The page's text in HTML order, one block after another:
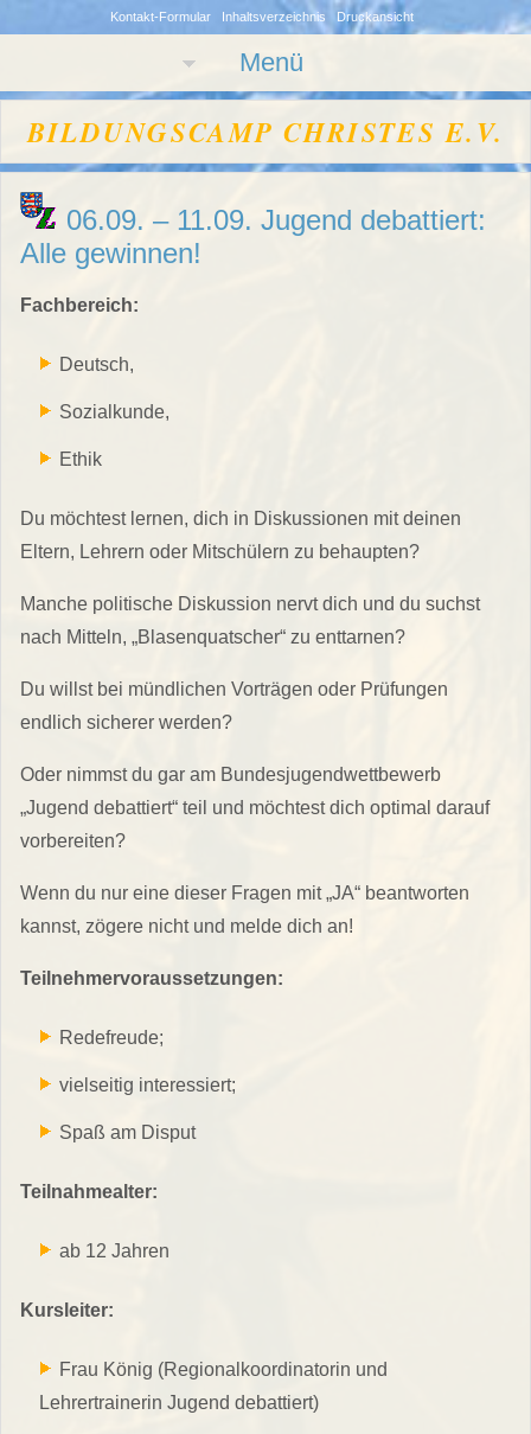
Kontakt-Formular Inhaltsverzeichnis Druckansicht
Menü
BILDUNGSCAMP CHRISTES E.V.
06.09. – 11.09. Jugend debattiert:
Alle gewinnen!
Fachbereich:
Deutsch,
Sozialkunde,
Ethik
Du möchtest lernen, dich in Diskussionen mit deinen
Eltern, Lehrern oder Mitschülern zu behaupten?
Manche politische Diskussion nervt dich und du suchst
nach Mitteln, „Blasenquatscher“ zu enttarnen?
Du willst bei mündlichen Vorträgen oder Prüfungen
endlich sicherer werden?
Oder nimmst du gar am Bundesjugendwettbewerb
„Jugend debattiert“ teil und möchtest dich optimal darauf
vorbereiten?
Wenn du nur eine dieser Fragen mit „JA“ beantworten
kannst, zögere nicht und melde dich an!
Teilnehmervoraussetzungen:
Redefreude;
vielseitig interessiert;
Spaß am Disput
Teilnahmealter:
ab 12 Jahren
Kursleiter:
Frau König (Regionalkoordinatorin und
Lehrertrainerin Jugend debattiert)